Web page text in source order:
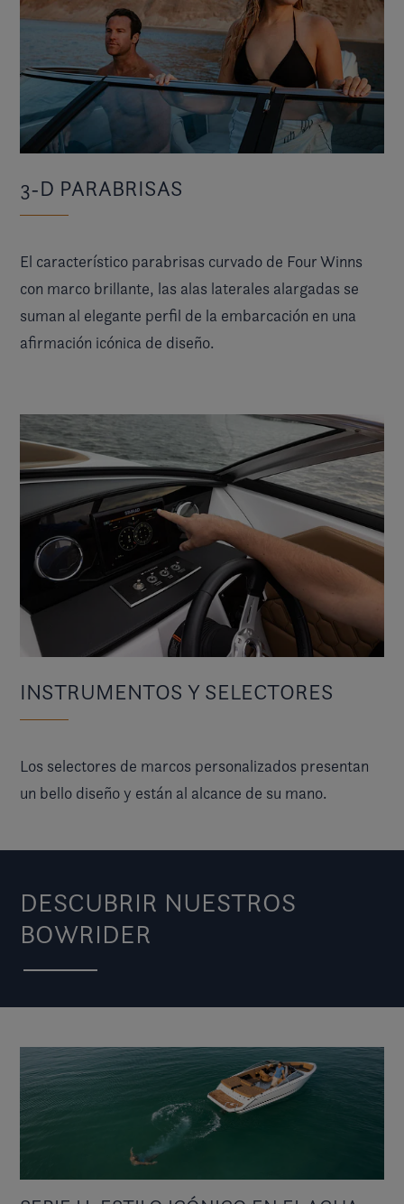
3-D PARABRISAS
El característico parabrisas curvado de Four Winns
con marco brillante, las alas laterales alargadas se
suman al elegante perfil de la embarcación en una
afirmación icónica de diseño.
INSTRUMENTOS Y SELECTORES
Los selectores de marcos personalizados presentan
un bello diseño y están al alcance de su mano.
DESCUBRIR NUESTROS
BOWRIDER